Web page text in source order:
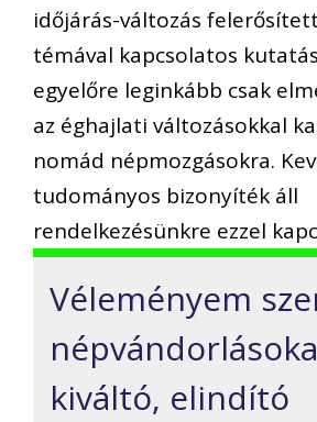
időjárás-változás
témával kapcsolatos
egyelőre leginkább csak
az éghajlati változásokkal
nomád népmozgásokra.
tudományos bizonyíték áll
rendelkezésünkre ezzel
Véleményem
kiváltó, elindító